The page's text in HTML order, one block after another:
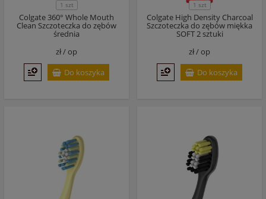
1 szt
Colgate 360° Whole Mouth
Clean Szczoteczka do zębów
średnia
zł /op
Do koszyka
1 szt
Colgate High Density Charcoal
Szczoteczka do zębów miękka
SOFT 2 sztuki
zł /op
Do koszyka